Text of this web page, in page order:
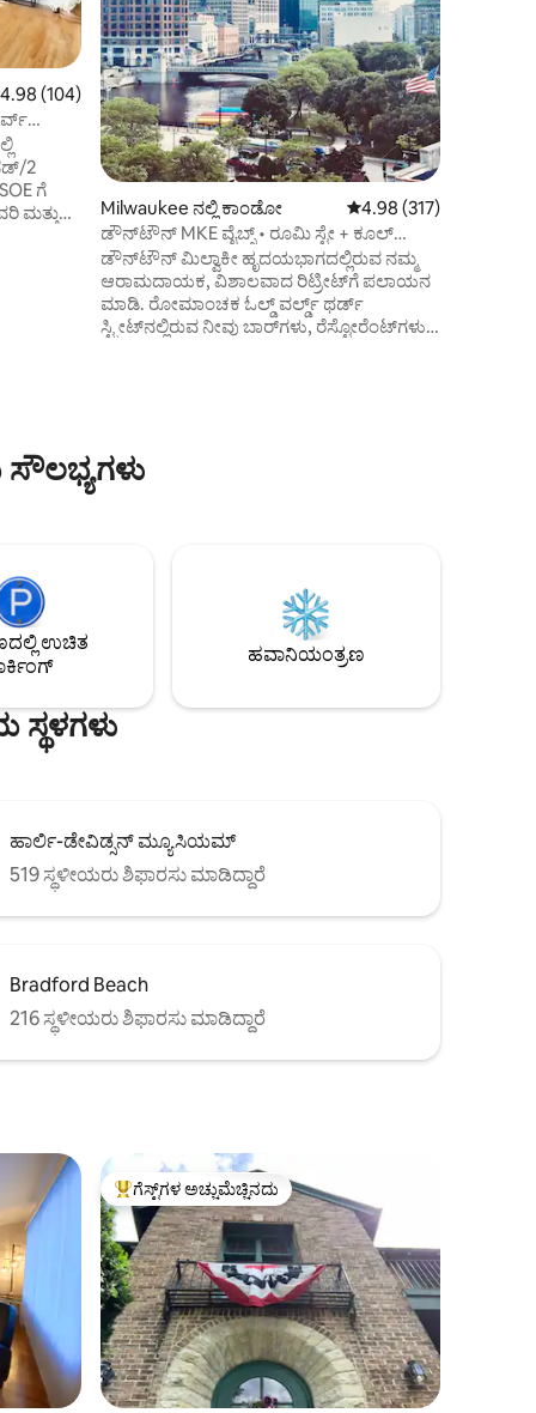
4.98 ಸರಾಸರಿ ರೇಟಿಂಗ್, 104 ವಿಮರ್ಶೆಗಳು
4.98 (104)
ಗೆ
Milwaukee ನಲ್ಲಿ ಕಾಂಡೋ 5 ರಲ್ಲಿ 4.98 ಸರಾಸರಿ
4.98 (317)
ಡೌನ್‌ಟೌನ್ MKE ವೈಬ್ಸ್ • ರೂಮಿ ಸ್ಟೇ + ಕೂಲ್
ಪರ್ಕ್‌ಗಳು
ಡೌನ್‌ಟೌನ್ ಮಿಲ್ವಾಕೀ ಹೃದಯಭಾಗದಲ್ಲಿರುವ ನಮ್ಮ
ಆರಾಮದಾಯಕ, ವಿಶಾಲವಾದ ರಿಟ್ರೀಟ್‌ಗೆ ಪಲಾಯನ
ಮಾಡಿ. ರೋಮಾಂಚಕ ಓಲ್ಡ್ ವರ್ಲ್ಡ್ ಥರ್ಡ್
ಸ್ಟ್ರೀಟ್‌ನಲ್ಲಿರುವ ನೀವು ಬಾರ್‌ಗಳು, ರೆಸ್ಟೋರೆಂಟ್‌ಗಳು
ಪ್ಯಾಕೇಜ್‌ಗಳು ಅಥವಾ ಆಚರಣೆಯ ಸೆಟಪ್‌ಗಳಂತಹ
ವಿಶೇಷ ಆಡ್-ಆನ್‌ಗಳನ್ನು ಸಹ ನೀಡುತ್ತೇವೆ. 5-ಸ್ಟಾರ್
ಉಚಿತ
ಹವಾನಿಯಂತ್ರಣ
ಸ್ಥಳಗಳು
ಹಾರ್ಲಿ-ಡೇವಿಡ್ಸನ್ ಮ್ಯೂಸಿಯಮ್
519 ಸ್ಥಳೀಯರು ಶಿಫಾರಸು ಮಾಡಿದ್ದಾರೆ
Bradford Beach
216 ಸ್ಥಳೀಯರು ಶಿಫಾರಸು ಮಾಡಿದ್ದಾರೆ
ಗೆಸ್ಟ್‌ಗಳಿಗೆ ಅತಿ ಹೆಚ್ಚು ಅಚ್ಚುಮೆಚ್ಚಿನದು
ಗೆಸ್ಟ್‌ಗಳ ಅಚ್ಚುಮೆಚ್ಚಿನದು